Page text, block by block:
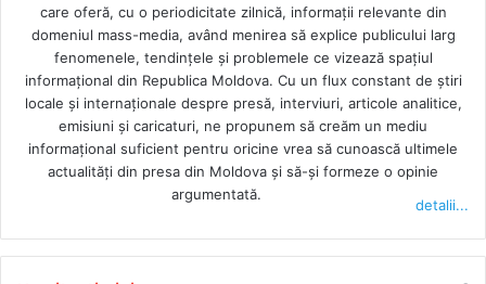
care oferă, cu o periodicitate zilnică, informații relevante din
domeniul mass-media, având menirea să explice publicului larg
fenomenele, tendințele și problemele ce vizează spațiul
informațional din Republica Moldova. Cu un flux constant de ştiri
locale şi internaţionale despre presă, interviuri, articole analitice,
emisiuni și caricaturi, ne propunem să creăm un mediu
informaţional suficient pentru oricine vrea să cunoască ultimele
actualităţi din presa din Moldova şi să-şi formeze o opinie
argumentată.
detalii...